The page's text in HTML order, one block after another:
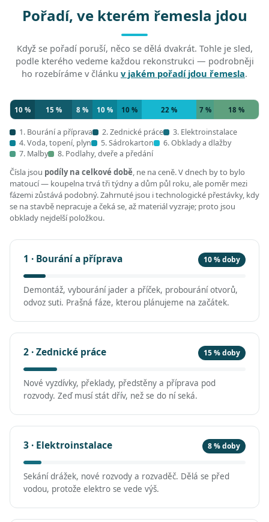
Pořadí, ve kterém řemesla jdou
Když se pořadí poruší, něco se dělá dvakrát. Tohle je sled,
podle kterého vedeme každou rekonstrukci — podrobněji
ho rozebíráme v článku v jakém pořadí jdou řemesla.
10 % 15 % 8 % 10 % 10 % 22 % 7 % 18 %
1. Bourání a příprava 2. Zednické práce
3. Elektroinstalace
4. Voda, topení, plyn
5. Sádrokarton
6. Obklady a dlažby
7. Malby
8. Podlahy, dveře a předání
Čísla jsou podíly na celkové době, ne na ceně. V dnech by to bylo
matoucí — koupelna trvá tři týdny a dům půl roku, ale poměr mezi
fázemi zůstává podobný. Zahrnuté jsou i technologické přestávky, kdy
se na stavbě nepracuje a čeká se, až materiál vyzraje; proto jsou
obklady nejdelší položkou.
1 · Bourání a příprava 10 % doby
Demontáž, vybourání jader a příček, probourání otvorů,
odvoz suti. Prašná fáze, kterou plánujeme na začátek.
2 · Zednické práce 15 % doby
Nové vyzdívky, překlady, předstěny a příprava pod
rozvody. Zeď musí stát dřív, než se do ní seká.
3 · Elektroinstalace 8 % doby
Sekání drážek, nové rozvody a rozvaděč. Dělá se před
vodou, protože elektro se vede výš.